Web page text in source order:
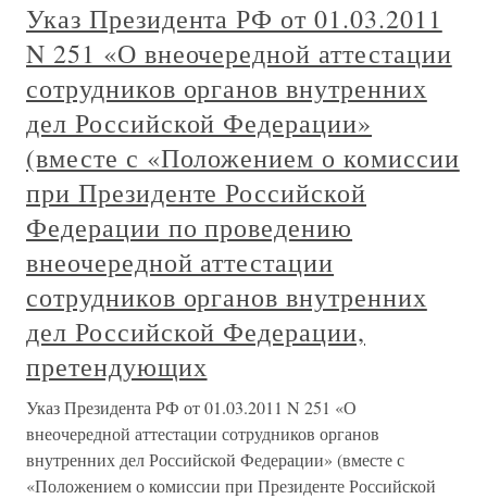
Указ Президента РФ от 01.03.2011
N 251 «О внеочередной аттестации
сотрудников органов внутренних
дел Российской Федерации»
(вместе с «Положением о комиссии
при Президенте Российской
Федерации по проведению
внеочередной аттестации
сотрудников органов внутренних
дел Российской Федерации,
претендующих
Указ Президента РФ от 01.03.2011 N 251 «О
внеочередной аттестации сотрудников органов
внутренних дел Российской Федерации» (вместе с
«Положением о комиссии при Президенте Российской